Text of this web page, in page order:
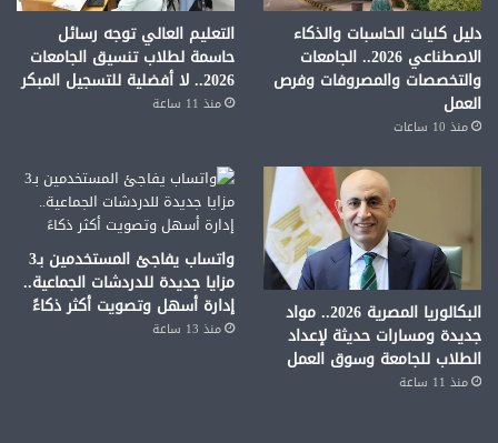
دليل كليات الحاسبات والذكاء
الاصطناعي 2026.. الجامعات
والتخصصات والمصروفات وفرص
العمل
منذ 10 ساعات
التعليم العالي توجه رسائل
حاسمة لطلاب تنسيق الجامعات
2026.. لا أفضلية للتسجيل المبكر
منذ 11 ساعة
البكالوريا المصرية 2026.. مواد
جديدة ومسارات حديثة لإعداد
الطلاب للجامعة وسوق العمل
منذ 11 ساعة
واتساب يفاجئ المستخدمين بـ3
مزايا جديدة للدردشات الجماعية..
إدارة أسهل وتصويت أكثر ذكاءً
منذ 13 ساعة